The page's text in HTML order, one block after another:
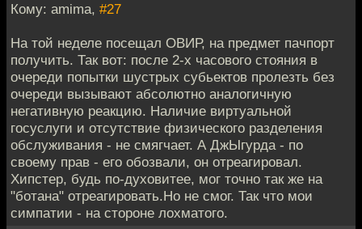
Кому: amima, #27
На той неделе посещал ОВИР, на предмет пачпорт
получить. Так вот: после 2-х часового стояния в
очереди попытки шустрых субьектов пролезть без
очереди вызывают абсолютно аналогичную
негативную реакцию. Наличие виртуальной
госуслуги и отсутствие физического разделения
обслуживания - не смягчает. А ДжЫгурда - по
своему прав - его обозвали, он отреагировал.
Хипстер, будь по-духовитее, мог точно так же на
"ботана" отреагировать.Но не смог. Так что мои
симпатии - на стороне лохматого.